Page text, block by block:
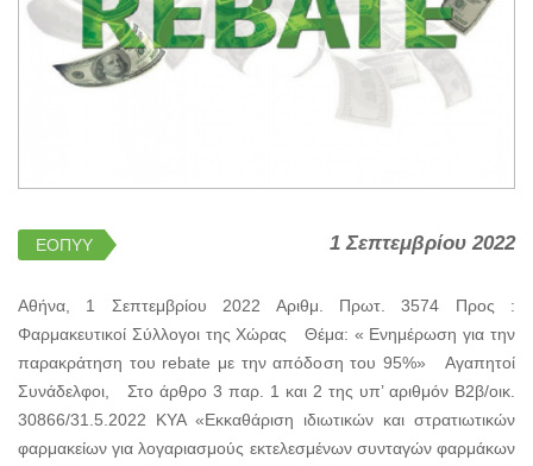
ΕΟΠΥΥ 1 Σεπτεμβρίου 2022
Αθήνα, 1 Σεπτεμβρίου 2022 Αριθμ. Πρωτ. 3574 Προς :
Φαρμακευτικοί Σύλλογοι της Χώρας Θέμα: « Ενημέρωση για την
παρακράτηση του rebate με την απόδοση του 95%» Αγαπητοί
Συνάδελφοι, Στο άρθρο 3 παρ. 1 και 2 της υπ’ αριθμόν Β2β/οικ.
30866/31.5.2022 ΚΥΑ «Εκκαθάριση ιδιωτικών και στρατιωτικών
φαρμακείων για λογαριασμούς εκτελεσμένων συνταγών φαρμάκων